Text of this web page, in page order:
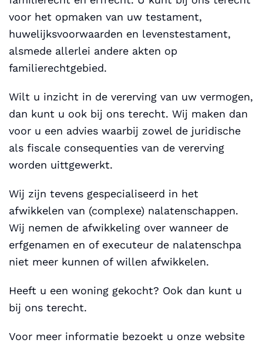
voor het opmaken van uw testament,
huwelijksvoorwaarden en levenstestament,
alsmede allerlei andere akten op
familierechtgebied.
Wilt u inzicht in de vererving van uw vermogen,
dan kunt u ook bij ons terecht. Wij maken dan
voor u een advies waarbij zowel de juridische
als fiscale consequenties van de vererving
worden uittgewerkt.
Wij zijn tevens gespecialiseerd in het
afwikkelen van (complexe) nalatenschappen.
Wij nemen de afwikkeling over wanneer de
erfgenamen en of executeur de nalatenschpa
niet meer kunnen of willen afwikkelen.
Heeft u een woning gekocht? Ook dan kunt u
bij ons terecht.
Voor meer informatie bezoekt u onze website